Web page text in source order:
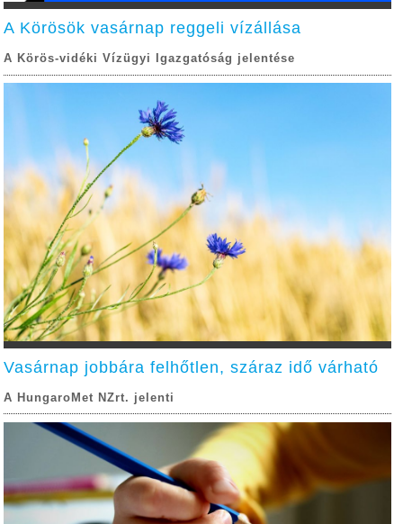
A Körösök vasárnap reggeli vízállása
A Körös-vidéki Vízügyi Igazgatóság jelentése
Vasárnap jobbára felhőtlen, száraz idő várható
A HungaroMet NZrt. jelenti